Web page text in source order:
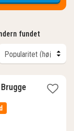
fundet
1